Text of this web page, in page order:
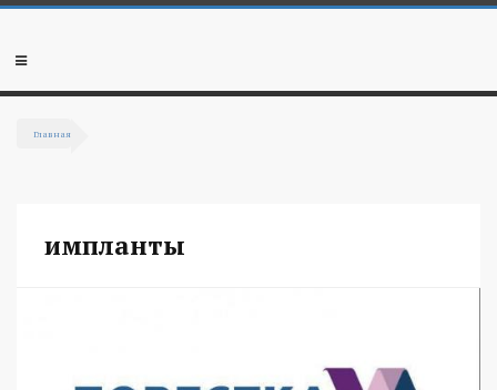
Перейти к основному содержанию
Мобильное
Главная
импланты